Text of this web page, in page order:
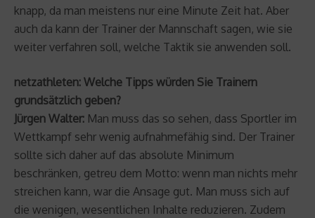
knapp, da man meistens nur eine Minute Zeit hat. Aber
auch da kann der Trainer der Mannschaft sagen, wie sie
weiter verfahren soll, welche Taktik sie anwenden soll.
netzathleten: Welche Tipps würden Sie Trainern
grundsätzlich geben?
Jürgen Walter: Man muss das so sehen, dass Sportler im
Wettkampf sehr wenig aufnahmefähig sind. Der Trainer
sollte sich daher auf das absolute Minimum
beschränken, getreu dem Motto: wenn man nichts mehr
streichen kann, war die Ansage gut. Man muss sich auf
die wenigen, wesentlichen Inhalte reduzieren. Zudem